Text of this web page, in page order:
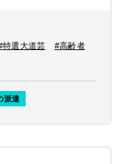
特選大道芸
#高齢者
派遣